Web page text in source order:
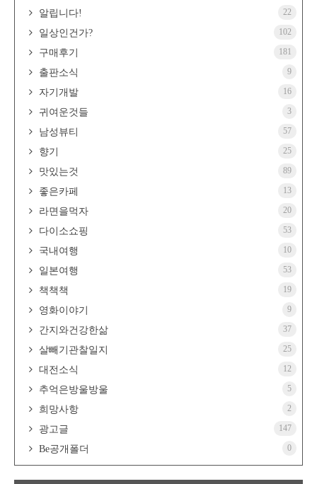
알립니다! 22
일상인건가? 102
구매후기 181
출판소식 9
자기개발 16
귀여운것들 3
남성뷰티 57
향기 25
맛있는것 89
좋은카페 13
라면을먹자 20
다이소쇼핑 53
국내여행 10
일본여행 53
책책책 19
영화이야기 9
간지와건강한삶 37
살빼기관찰일지 25
대전소식 12
추억은방울방울 5
희망사항 2
광고글 147
Be공개폴더 0